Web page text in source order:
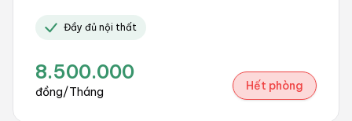
Đầy đủ nội thất
8.500.000
đồng/Tháng Hết phòng